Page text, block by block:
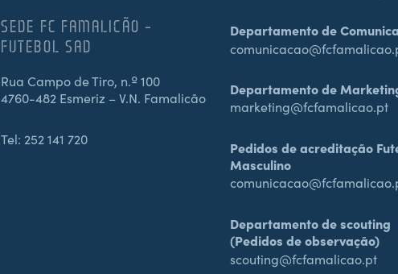
SEDE FC FAMALICÃO –
FUTEBOL SAD
Rua Campo de Tiro, n.º 100
4760-482 Esmeriz – V.N. Famalicão
Tel: 252 141 720
Departamento de
Departamento de
marketing@fcfamalicao.pt
Pedidos de acreditação
Masculino
Departamento de scouting
(Pedidos de observação)
scouting@fcfamalicao.pt